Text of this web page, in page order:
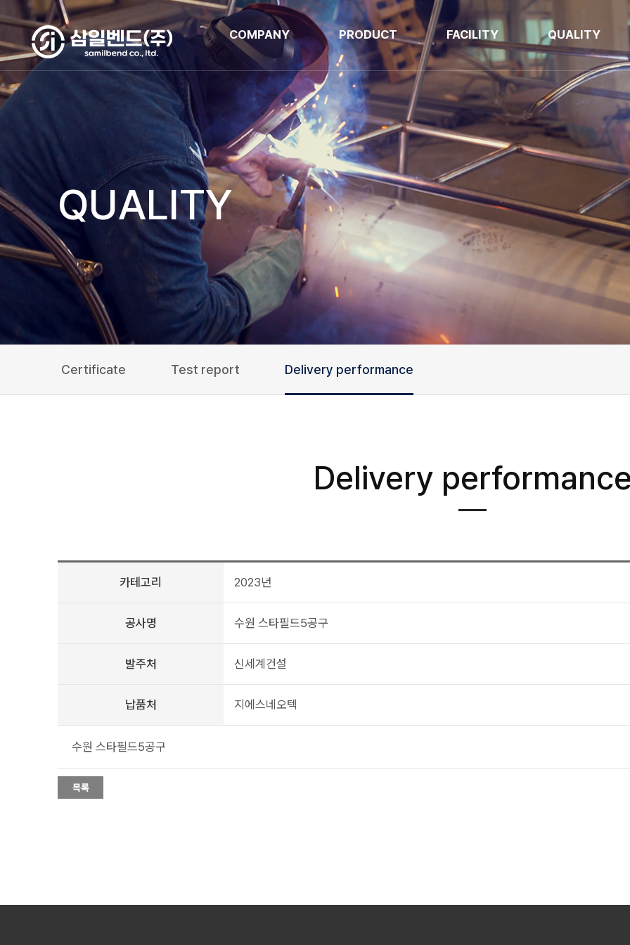
COMPANY PRODUCT FACILITY QUALITY
QUALITY
Certificate Test report Delivery performance
Delivery
카테고리 2023년
공사명 수원 스타필드5공구
발주처 신세계건설
납품처 지에스네오텍
수원 스타필드5공구